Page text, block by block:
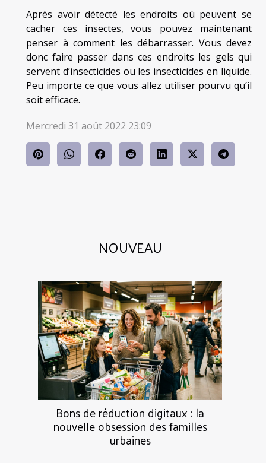
NOUVEAU
Bons de réduction digitaux : la
nouvelle obsession des familles
urbaines
Après avoir détecté les endroits où peuvent se
cacher ces insectes, vous pouvez maintenant
penser à comment les débarrasser. Vous devez
donc faire passer dans ces endroits les gels qui
servent d’insecticides ou les insecticides en liquide.
Peu importe ce que vous allez utiliser pourvu qu’il
soit efficace.
Mercredi 31 août 2022 23:09